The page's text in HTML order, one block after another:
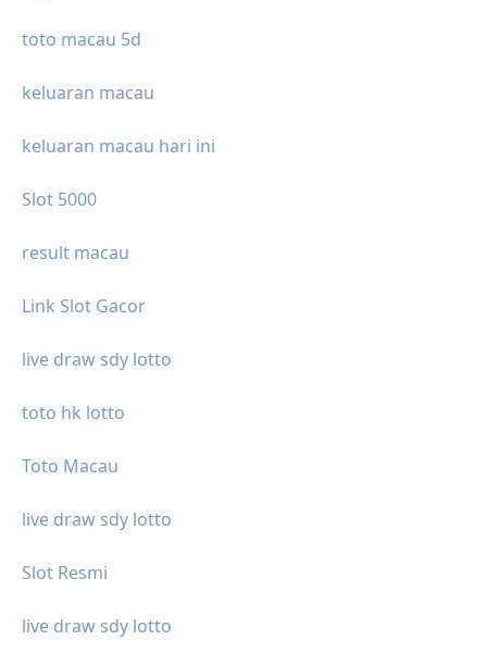
toto macau 5d
keluaran macau
keluaran macau hari ini
Slot 5000
result macau
Link Slot Gacor
live draw sdy lotto
toto hk lotto
Toto Macau
live draw sdy lotto
Slot Resmi
live draw sdy lotto